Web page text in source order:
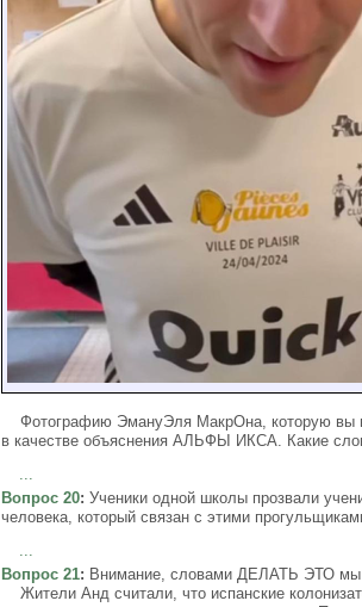
Фотографию ЭмануЭля МакрОна, которую вы
в качестве объяснения АЛЬФЫ ИКСА. Какие
Вопрос 20: Ученики одной школы прозвали
человека, который связан с этими
Вопрос 21: Внимание, словами ДЕЛАТЬ ЭТО мы
Жители Анд считали, что испанские